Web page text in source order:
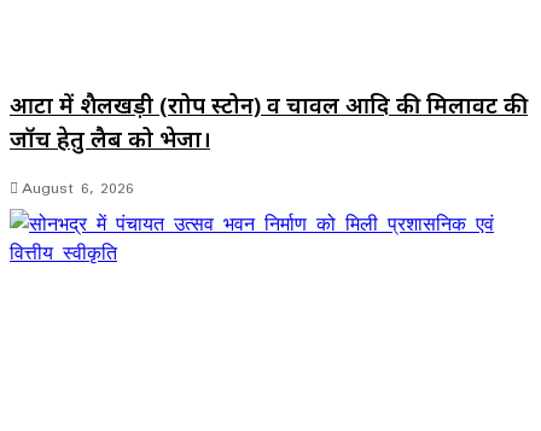
आटा में शैलखड़ी (राोप स्टोन) व चावल आदि की मिलावट की
जॉच हेतु लैब को भेजा।
August 6, 2026